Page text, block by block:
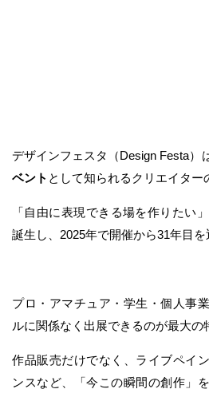
デザインフェスタ（Design Festa）
ベント として知られるクリエイター
「自由に表現できる場を作りたい
誕生し、2025年で開催から31年目を
プロ・アマチュア・学生・個人事
ルに関係なく出展できるのが最大の
作品販売だけでなく、ライブペイ
ンスなど、「今この瞬間の創作」